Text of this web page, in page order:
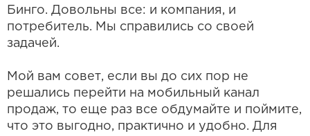
Бинго. Довольны все: и компания, и
потребитель. Мы справились со своей
задачей.
Мой вам совет, если вы до сих пор не
решались перейти на мобильный канал
продаж, то еще раз все обдумайте и поймите,
что это выгодно, практично и удобно. Для